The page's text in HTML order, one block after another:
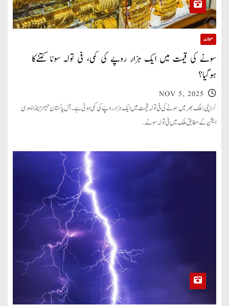
معیشت
سونے کی قیمت میں ایک ہزار روپے کی کمی، فی تولہ سونا کتنےکا
ہوگیا؟
NOV 5, 2025
کراچی: ملک بھر میں سونے کی فی تولہ قیمت میں ایک ہزار روپے کی کمی ہوئی ہے۔ آل پاکستان جیمز اینڈ ایسوسی
ایشن کے مطابق ملک میں فی تولہ سونے…